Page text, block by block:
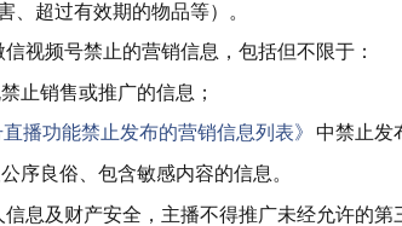
、超过有效期的物品等）。
视频号禁止的营销信息，包括但不限于：
止销售或推广的信息；
直播功能禁止发布的营销信息列表》
中禁止发
序良俗、包含敏感内容的信息。
信息及财产安全，主播不得推广未经允许的第